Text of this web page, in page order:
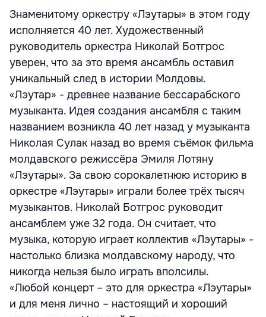
Знаменитому оркестру «Лэутары» в этом году
исполняется 40 лет. Художественный
руководитель оркестра Николай Ботгрос
уверен, что за это время ансамбль оставил
уникальный след в истории Молдовы.
«Лэутар» - древнее название бессарабского
музыканта. Идея создания ансамбля с таким
названием возникла 40 лет назад у музыканта
Николая Сулак назад во время съёмок фильма
молдавского режиссёра Эмиля Лотяну
«Лэутары». За свою сорокалетнюю историю в
оркестре «Лэутары» играли более трёх тысяч
музыкантов. Николай Ботгрос руководит
ансамблем уже 32 года. Он считает, что
музыка, которую играет коллектив «Лэутары» -
настолько близка молдавскому народу, что
никогда нельзя было играть вполсилы.
«Любой концерт – это для оркестра «Лэутары»
и для меня лично – настоящий и хороший